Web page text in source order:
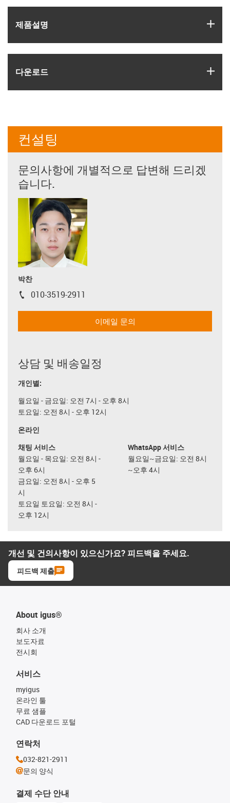
제품­설명
다운로드
컨설팅
문의사항에 개별적으로 답변해 드리겠
습니다.
박찬
igus-icon-phone
010-3519-2911
이메일 문의
상담 및 배송일정
개인별:
월요일 - 금요일: 오전 7시 - 오후 8시
토요일: 오전 8시 - 오후 12시
온라인
채팅 서비스
월요일 - 목요일: 오전 8시 -
오후 6시
금요일: 오전 8시 - 오후 5
시
토요일 토요일: 오전 8시 -
오후 12시
WhatsApp 서비스
월요일~금요일: 오전 8시
~오후 4시
개선 및 건의사항이 있으신가요? 피드백을 주세요.
피드백 제출
About igus®
회사 소개
보도자료
전시회
결제 수단 안내
서비스
myigus
온라인 툴
무료 샘플
CAD 다운로드 포털
연락처
032-821-2911
문의 양식